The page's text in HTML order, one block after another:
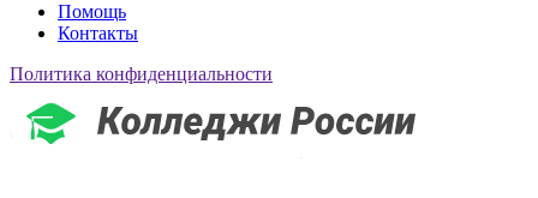
Помощь
Контакты
Политика конфиденциальности